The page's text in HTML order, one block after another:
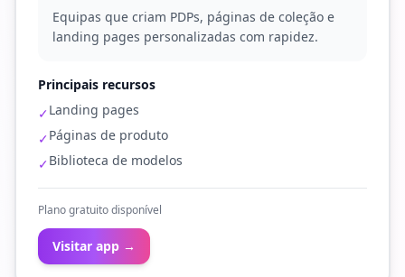
Equipas que criam PDPs, páginas de coleção e
landing pages personalizadas com rapidez.
Principais recursos
✓Landing pages
✓Páginas de produto
✓Biblioteca de modelos
Plano gratuito disponível
Visitar app →